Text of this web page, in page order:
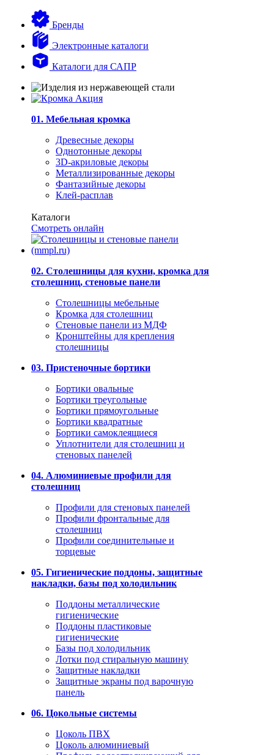
Бренды
Электронные каталоги
Каталоги для САПР
01. Мебельная кромка
Древесные декоры
Однотонные декоры
3D-акриловые декоры
Металлизированные декоры
Фантазийные декоры
Клей-расплав
Каталоги
Смотреть онлайн
02. Столешницы для кухни, кромка для
столешниц, стеновые панели
Столешницы мебельные
Кромка для столешниц
Стеновые панели из МДФ
Кронштейны для крепления
столешницы
03. Пристеночные бортики
Бортики овальные
Бортики треугольные
Бортики прямоугольные
Бортики квадратные
Бортики самоклеящиеся
Уплотнители для столешниц и
стеновых панелей
04. Алюминиевые профили для
столешниц
Профили для стеновых панелей
Профили фронтальные для
столешниц
Профили соединительные и
торцевые
05. Гигиенические поддоны, защитные
накладки, базы под холодильник
Поддоны металлические
гигиенические
Поддоны пластиковые
гигиенические
Базы под холодильник
Лотки под стиральную машину
Защитные накладки
Защитные экраны под варочную
панель
06. Цокольные системы
Цоколь ПВХ
Цоколь алюминиевый